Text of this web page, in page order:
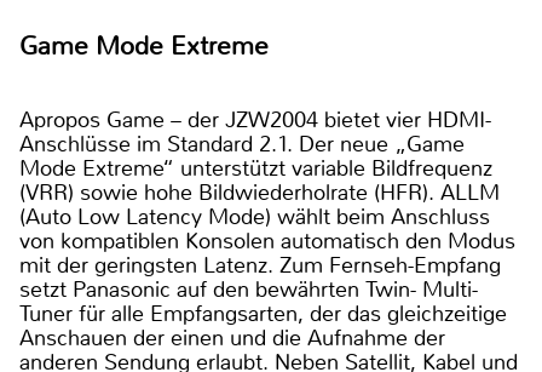
Game Mode Extreme
Apropos Game – der JZW2004 bietet vier HDMI-
Anschlüsse im Standard 2.1. Der neue „Game
Mode Extreme“ unterstützt variable Bildfrequenz
(VRR) sowie hohe Bildwiederholrate (HFR). ALLM
(Auto Low Latency Mode) wählt beim Anschluss
von kompatiblen Konsolen automatisch den Modus
mit der geringsten Latenz. Zum Fernseh-Empfang
setzt Panasonic auf den bewährten Twin- Multi-
Tuner für alle Empfangsarten, der das gleichzeitige
Anschauen der einen und die Aufnahme der
anderen Sendung erlaubt. Neben Satellit, Kabel und